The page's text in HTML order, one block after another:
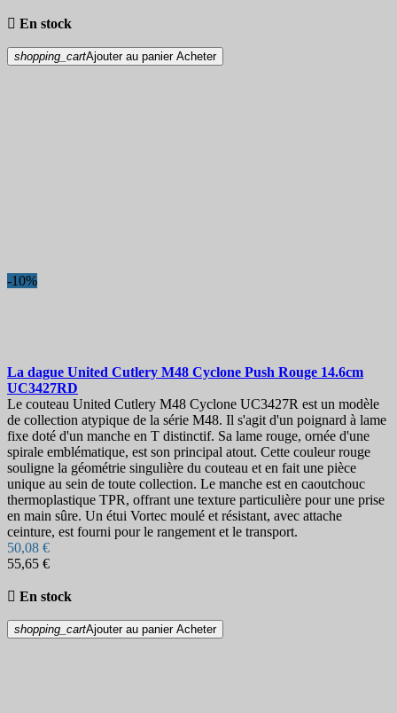
 En stock
shopping_cartAjouter au panier Acheter
-10%
La dague United Cutlery M48 Cyclone Push Rouge 14.6cm
UC3427RD
Le couteau United Cutlery M48 Cyclone UC3427R est un modèle
de collection atypique de la série M48. Il s'agit d'un poignard à lame
fixe doté d'un manche en T distinctif. Sa lame rouge, ornée d'une
spirale emblématique, est son principal atout. Cette couleur rouge
souligne la géométrie singulière du couteau et en fait une pièce
unique au sein de toute collection. Le manche est en caoutchouc
thermoplastique TPR, offrant une texture particulière pour une prise
en main sûre. Un étui Vortec moulé et résistant, avec attache
ceinture, est fourni pour le rangement et le transport.
50,08 €
55,65 €
 En stock
shopping_cartAjouter au panier Acheter